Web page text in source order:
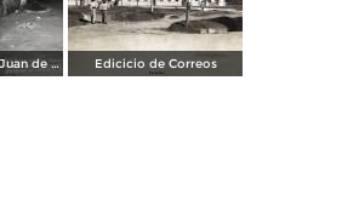
Calabozo de San Juan de Ulua. Edicicio de Correos